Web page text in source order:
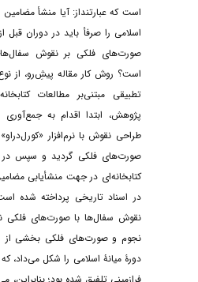
است که عبارتنداز: آیا منشأ
اسلامی را صرفأ باید در دوران قبل
صورت‌های فلکی بر نقوش
است؟ روش کار مقاله پیشِ‌رو، از نوع
تطبیقی مبتنی‌بر مطالعات
پژوهش، ابتدا اقدام به جمع‌آوری
طراحی نقوش با نرم‌افزار
صورت‌های فلکی گردید و سپس در
کتابخانه‌ای در جهت منشأیابی
در اسناد تاریخی پرداخته شده
نقوش سفال‌ها با صورت‌های فلکی
نجوم و صورت‌های فلکی بخشی از
دورۀ میانۀ اسلامی را شکل می‌داد،